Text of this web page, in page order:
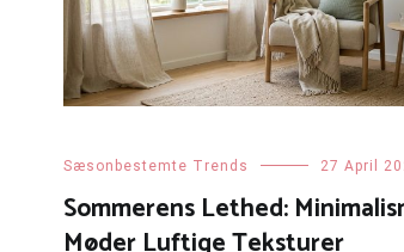
Sæsonbestemte Trends 27 April
Sommerens Lethed:
Møder Luftige Teksturer